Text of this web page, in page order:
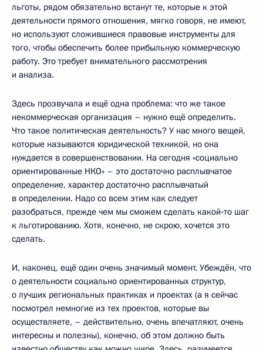
льготы, рядом обязательно встанут те, которые к этой
деятельности прямого отношения, мягко говоря, не имеют,
но используют сложившиеся правовые инструменты для
того, чтобы обеспечить более прибыльную коммерческую
работу. Это требует внимательного рассмотрения
и анализа.
Здесь прозвучала и ещё одна проблема: что же такое
некоммерческая организация – нужно ещё определить.
Что такое политическая деятельность? У нас много вещей,
которые называются юридической техникой, но она
нуждается в совершенствовании. На сегодня «социально
ориентированные НКО» – это достаточно расплывчатое
определение, характер достаточно расплывчатый
в определении. Надо со всем этим как следует
разобраться, прежде чем мы сможем сделать какой‑то шаг
к льготированию. Хотя, конечно, не скрою, хочется это
сделать.
И, наконец, ещё один очень значимый момент. Убеждён, что
о деятельности социально ориентированных структур,
о лучших региональных практиках и проектах (а я сейчас
посмотрел немногие из тех проектов, которые вы
осуществляете, – действительно, очень впечатляют, очень
интересны и полезны), конечно, об этом должно быть